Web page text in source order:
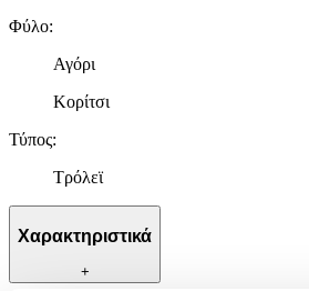
Φύλο:
Αγόρι
Κορίτσι
Τύπος:
Τρόλεϊ
Χαρακτηριστικά
+